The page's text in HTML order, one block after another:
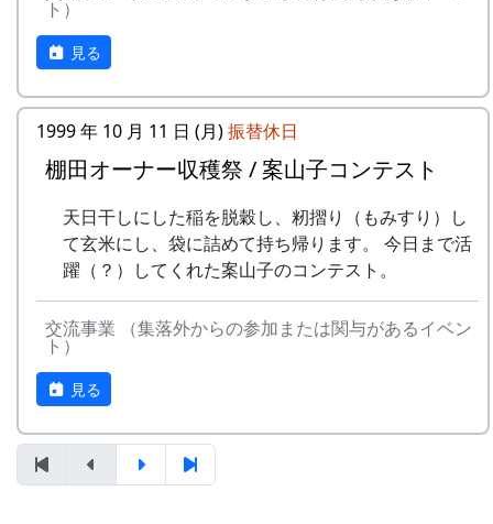
岩座神棚田オーナーの義務
ていただきます。
みずから田んぼに入って米をつくること。
自然とまじめにつきあうこと(天災などで不
作になっても文句を言わないこと)。
岩座神の住人や他のオーナーと積極的にコミ
地元農家で担当します。
実りの時期には、かかしを立てることができ
ます。
多可町の宿泊施設を安く利用できます(青年
多可町の特産品がもらえます(1万円相当)。
地元の新鮮な野菜を購入できます。
田植え、稲刈り時のイベントに参加できま
す。
村の秋祭りに参加して、御神酒を飲み、「ひ
きやま」を引くことができます。
岩座神産の蕎麦粉を使って蕎麦打ち体験をす
求めて訪れる人々からコンサート復活の声もあ
り、オーナー制度２０周年を迎えるにあたり記念
コンサートを開催します。
ト）
見る
1999 年 10 月 11 日 (月)振替休日
棚田オーナー収穫祭 / 案山子コンテスト
天日干しにした稲を脱穀し、籾摺り（もみすり）し
て玄米にし、袋に詰めて持ち帰ります。 今日まで活
躍（？）してくれた案山子のコンテスト。
交流事業 （集落外からの参加または関与があるイベン
ト）
見る